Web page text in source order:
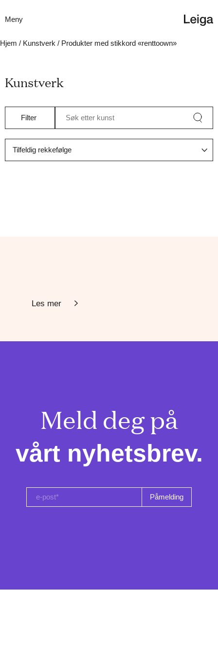
Meny
Hjem / Kunstverk / Produkter med stikkord «renttoown»
Kunstverk
Filter Søk etter kunst
Les mer
Meld deg på
vårt nyhetsbrev.
e-post*